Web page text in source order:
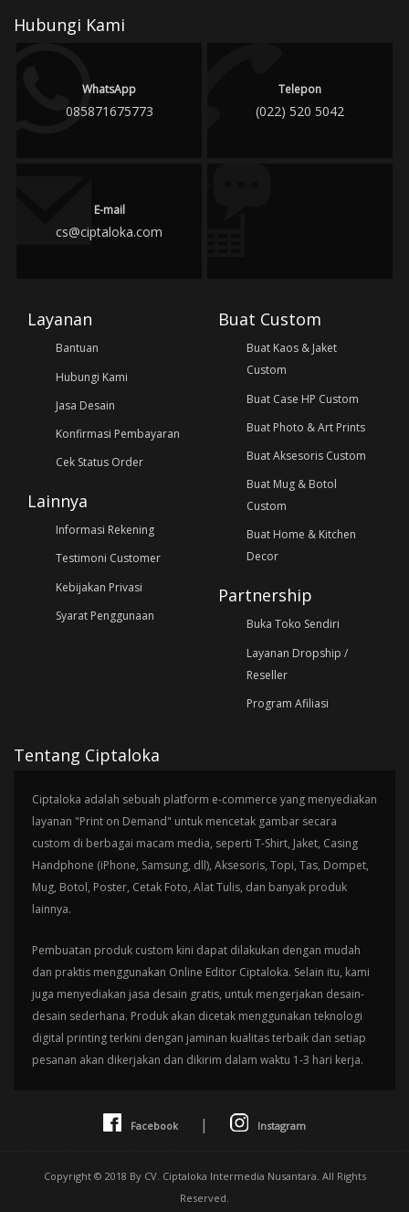
Hubungi Kami
WhatsApp
085871675773
Telepon
(022) 520 5042
E-mail
cs@ciptaloka.com
Layanan
Bantuan
Hubungi Kami
Jasa Desain
Konfirmasi Pembayaran
Cek Status Order
Lainnya
Informasi Rekening
Testimoni Customer
Kebijakan Privasi
Syarat Penggunaan
Buat Custom
Buat Kaos & Jaket
Custom
Buat Case HP Custom
Buat Photo & Art Prints
Buat Aksesoris Custom
Buat Mug & Botol
Custom
Buat Home & Kitchen
Decor
Partnership
Buka Toko Sendiri
Layanan Dropship /
Reseller
Program Afiliasi
Tentang Ciptaloka
Ciptaloka adalah sebuah platform e-commerce yang menyediakan
layanan "Print on Demand" untuk mencetak gambar secara
custom di berbagai macam media, seperti T-Shirt, Jaket, Casing
Handphone (iPhone, Samsung, dll), Aksesoris, Topi, Tas, Dompet,
Mug, Botol, Poster, Cetak Foto, Alat Tulis, dan banyak produk
lainnya.
Pembuatan produk custom kini dapat dilakukan dengan mudah
dan praktis menggunakan Online Editor Ciptaloka. Selain itu, kami
juga menyediakan jasa desain gratis, untuk mengerjakan desain-
desain sederhana. Produk akan dicetak menggunakan teknologi
digital printing terkini dengan jaminan kualitas terbaik dan setiap
pesanan akan dikerjakan dan dikirim dalam waktu 1-3 hari kerja.
Facebook | Instagram
Copyright © 2018 By CV. Ciptaloka Intermedia Nusantara. All Rights
Reserved.